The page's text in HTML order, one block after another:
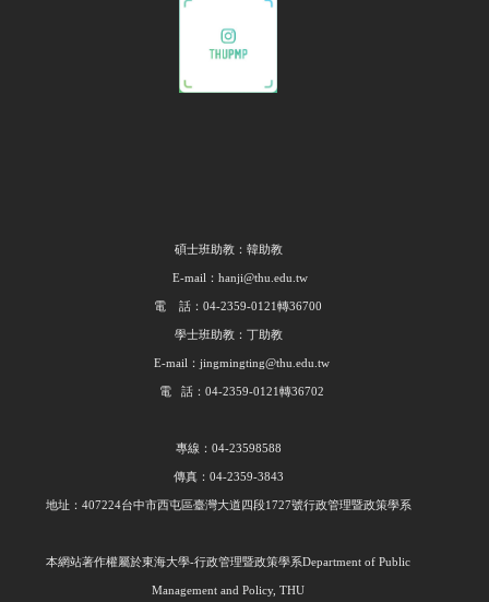
碩士班助教：韓助教
E-mail：hanji@thu.edu.tw
電 話：04-2359-0121轉36700
學士班助教：丁助教
E-mail：jingmingting@thu.edu.tw
電 話：04-2359-0121轉36702
專線：04-23598588
傳真：04-2359-3843
地址：407224台中市西屯區臺灣大道四段1727號行政管理暨政策學系
本網站著作權屬於東海大學-行政管理暨政策學系Department of Public
Management and Policy, THU